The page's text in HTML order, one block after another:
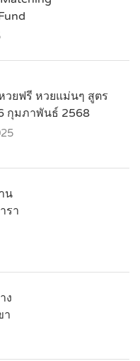
วยฟรี หวยแม่นๆ สูตร
กุมภาพันธ์ 2568
น
รา
ง
า